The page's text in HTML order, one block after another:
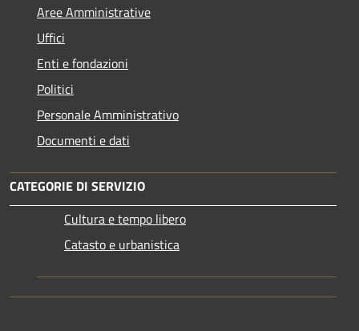
Aree Amministrative
Uffici
Enti e fondazioni
Politici
Personale Amministrativo
Documenti e dati
CATEGORIE DI SERVIZIO
Cultura e tempo libero
Catasto e urbanistica